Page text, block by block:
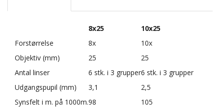
8x25
10x25
Forstørrelse
8x
10x
Objektiv (mm)
25
25
Antal linser
6 stk. i 3 grupper6 stk. i 3 grupper
Udgangspupil (mm)
3,1
2,5
Synsfelt i m. på 1000m.98 105